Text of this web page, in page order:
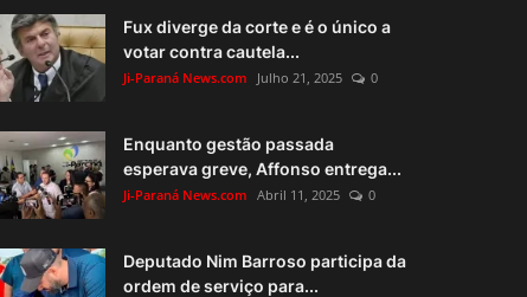
Fux diverge da corte e é o único a
votar contra cautela...
Ji-Paraná News.com Julho 21, 2025 0
Enquanto gestão passada
esperava greve, Affonso entrega...
Ji-Paraná News.com Abril 11, 2025 0
Deputado Nim Barroso participa da
ordem de serviço para...